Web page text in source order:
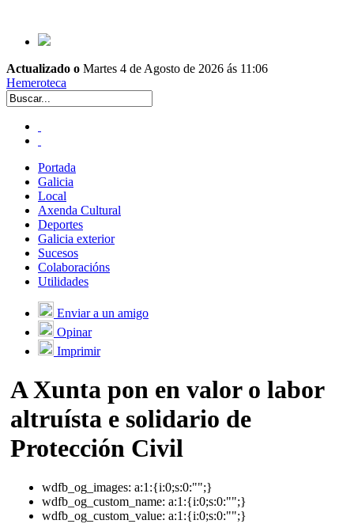
Actualizado o Martes 4 de Agosto de 2026 ás 11:06
Hemeroteca
Portada
Galicia
Local
Axenda Cultural
Deportes
Galicia exterior
Sucesos
Colaboracións
Utilidades
Enviar a un amigo
Opinar
Imprimir
A Xunta pon en valor o labor
altruísta e solidario de
Protección Civil
wdfb_og_images: a:1:{i:0;s:0:"";}
wdfb_og_custom_name: a:1:{i:0;s:0:"";}
wdfb_og_custom_value: a:1:{i:0;s:0:"";}